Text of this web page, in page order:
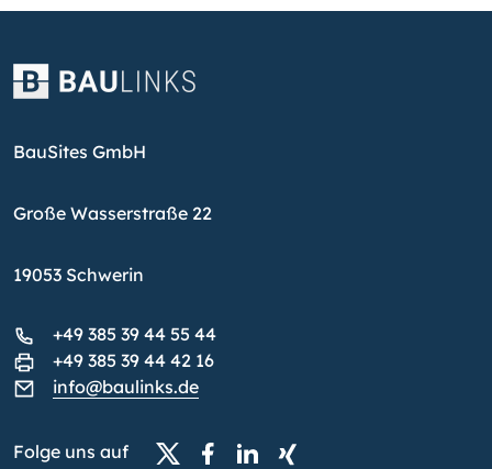
BauSites GmbH
Große Wasserstraße 22
19053 Schwerin
+49 385 39 44 55 44
+49 385 39 44 42 16
info@baulinks.de
Folge uns auf